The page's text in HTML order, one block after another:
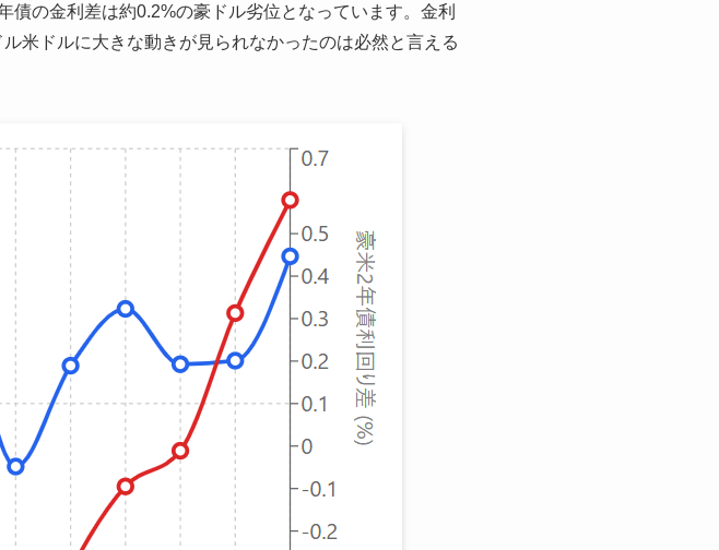
の金利差は約0.2%の豪ドル劣位となっています。金利
米ドルに大きな動きが見られなかったのは必然と言える